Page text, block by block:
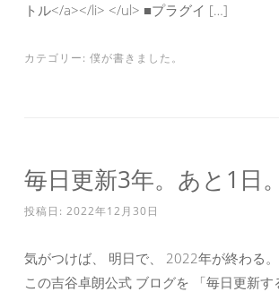
トル</a></li> </ul> ■プラグイ […]
カテゴリー: 僕が書きました。
毎日更新3年。あと1日。
投稿日: 2022年12月30日
気がつけば、 明日で、 2022年が終わる。
この吉谷卓朗公式 ブログを 「毎日更新す